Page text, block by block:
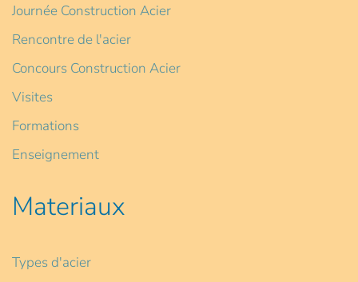
Journée Construction Acier
Rencontre de l'acier
Concours Construction Acier
Visites
Formations
Enseignement
Materiaux
Types d'acier